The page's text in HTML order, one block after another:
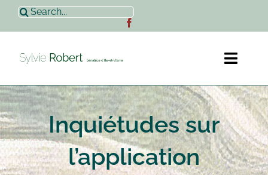
Passer
contenu
Rechercher:
Accueil
Sylvie Robert
Actualités
Inquiétudes sur
l’application